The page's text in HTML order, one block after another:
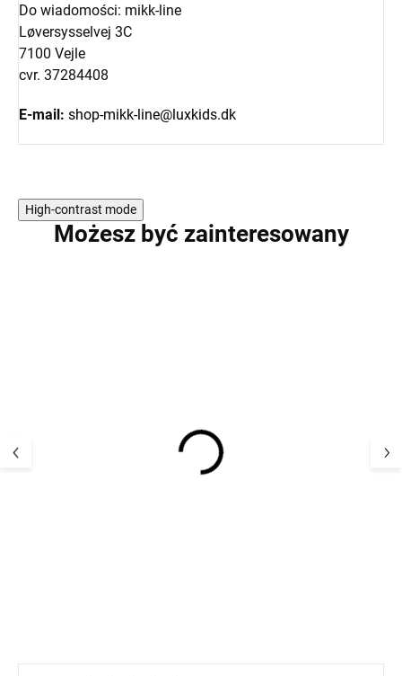
Do wiadomości: mikk-line
Løversysselvej 3C
7100 Vejle
cvr. 37284408
E-mail: shop-mikk-line@luxkids.dk
High-contrast mode
Możesz być zainteresowany